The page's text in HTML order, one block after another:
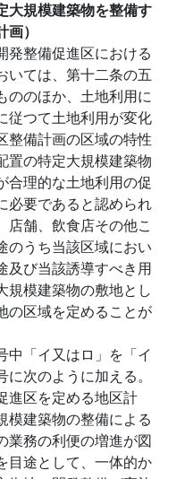
大規模建築物を整備す
）
発整備促進区における
いては、第十二条の五
ののほか、土地利用に
従つて土地利用が変化
整備計画の区域の特性
置の特定大規模建築物
合理的な土地利用の促
必要であると認められ
店舗、飲食店その他こ
のうち当該区域におい
及び当該誘導すべき用
規模建築物の敷地とし
の区域を定めることが
中「イ又はロ」を「イ
次のように加える。
進区を定める地区計
建築物の整備による
業務の利便の増進が図
目途として、一体的か